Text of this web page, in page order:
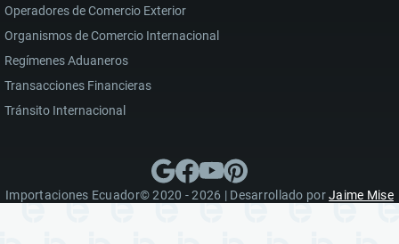
Operadores de Comercio Exterior
Organismos de Comercio Internacional
Regímenes Aduaneros
Transacciones Financieras
Tránsito Internacional
Importaciones Ecuador© 2020 - 2026 | Desarrollado porJaime Mise